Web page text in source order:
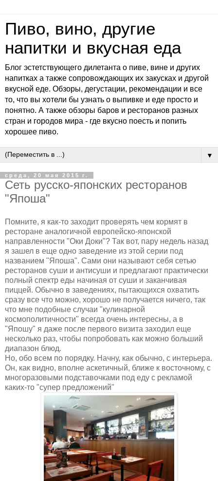
Пиво, вино, другие
напитки и вкусная еда
Блог эстетствующего дилетанта о пиве, вине и других
напитках а также сопровождающих их закусках и другой
вкусной еде. Обзоры, дегустации, рекомендации и все
то, что вы хотели бы узнать о выпивке и еде просто и
понятно. А также обзоры баров и ресторанов разных
стран и городов мира - где вкусно поесть и попить
хорошее пиво.
▼
среда, 20 мая 2015 г.
Сеть русско-японских ресторанов
"Япоша"
Помните, я как-то заходит проверять чем кормят в
ресторане аналогичной европейско-японской
направленности "Оки Доки"? Так вот, пару недель назад
я зашел в еще одно заведение из этой серии под
названием "Япоша". Сами они называют себя сетью
ресторанов суши и антисуши и предлагают практически
полный спектр еды начиная от суши и заканчивая
пиццей. Обычно в заведениях, пытающихся охватить
сразу все что можно, хорошо не получается ничего, так
что мне подобные случаи "кулинарной
космополитичности" всегда очень интересны, а в
"Япошу" я даже после первого визита заходил еще
несколько раз, чтобы попробовать как можно больший
диапазон блюд.
Но, обо всем по порядку. Начну, как обычно, с интерьера.
Он, как видно, вполне аскетичный, ближе к восточному, с
многоразовыми подставочками под еду с рекламой
каких-то "супер предложений"